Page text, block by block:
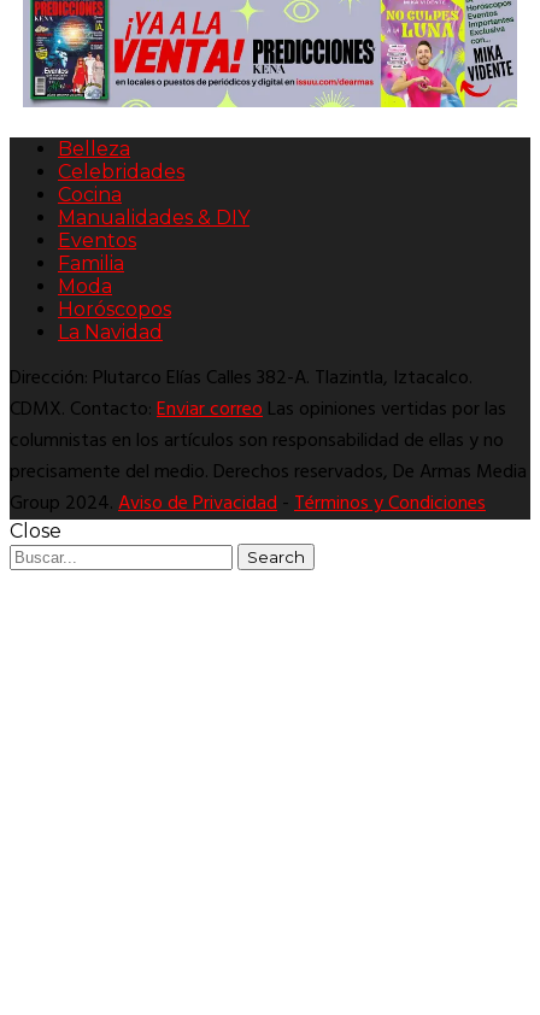
Belleza
Celebridades
Cocina
Manualidades & DIY
Eventos
Familia
Moda
Horóscopos
La Navidad
Dirección: Plutarco Elías Calles 382-A. Tlazintla, Iztacalco.
CDMX. Contacto:Enviar correoLas opiniones vertidas por las
columnistas en los artículos son responsabilidad de ellas y no
precisamente del medio. Derechos reservados, De Armas Media
Group 2024.Aviso de Privacidad-Términos y Condiciones
Close